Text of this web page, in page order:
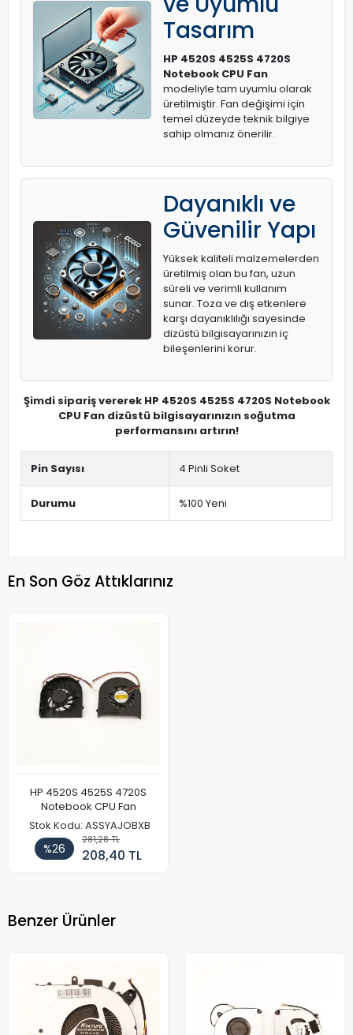
Tasarım
HP 4520S 4525S 4720S
Notebook CPU Fan
modeliyle tam uyumlu olarak
üretilmiştir. Fan değişimi için
temel düzeyde teknik bilgiye
sahip olmanız önerilir.
Dayanıklı ve
Güvenilir Yapı
Yüksek kaliteli malzemelerden
üretilmiş olan bu fan, uzun
süreli ve verimli kullanım
sunar. Toza ve dış etkenlere
karşı dayanıklılığı sayesinde
dizüstü bilgisayarınızın iç
bileşenlerini korur.
Şimdi sipariş vererek HP 4520S 4525S 4720S Notebook
CPU Fan dizüstü bilgisayarınızın soğutma
performansını artırın!
Pin Sayısı 4 Pinli Soket
Durumu %100 Yeni
En Son Göz Attıklarınız
HP 4520S 4525S 4720S
Notebook CPU Fan
Stok Kodu: ASSYAJOBXB
%26
281,28 TL
208,40 TL
Benzer Ürünler